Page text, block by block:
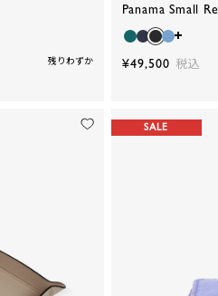
残りわずか
Panama Small
¥49,500 税込
SALE